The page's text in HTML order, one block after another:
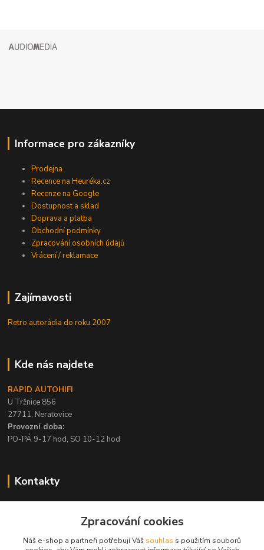
Informace pro zákazníky
Prodejna
Recence na Heuréka.cz
Recenze na Google
Dostupnost a sklad
Doprava a platba
Obchodní podmínky
Zpracování osobních údajů
Vrácení / reklamace
Zajímavosti
Retro autorádia do roku 2007
Kde nás najdete
RAPID AUTOHIFI
U Tržnice 856
27711, Neratovice
Provozní doba:
PO-PÁ 9-17 hod, SO 10-12 hod
Kontakty
PO-PÁ / 9-17 hod, SO 10-12 hod
info@rapid-autohifi.com
Zpracování cookies
Náš e-shop a partneři potřebují Váš souhlas s použitím souborů